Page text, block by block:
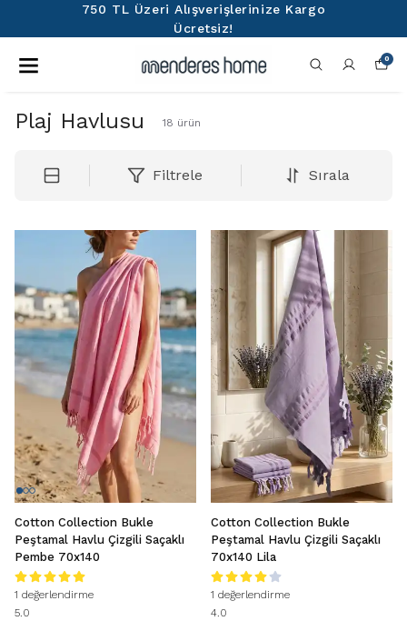
750 TL Üzeri Alışverişlerinize Kargo
Ücretsiz!
0
Plaj Havlusu 18 ürün
Filtrele Sırala
Cotton Collection Bukle
Peştamal Havlu Çizgili Saçaklı
Pembe 70x140
1 değerlendirme
5.0
Cotton Collection Bukle
Peştamal Havlu Çizgili Saçaklı
70x140 Lila
1 değerlendirme
4.0